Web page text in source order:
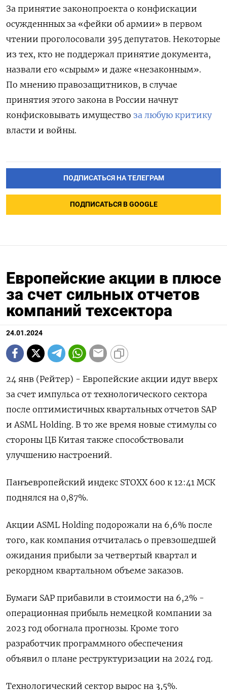
За принятие законопроекта о конфискации
осужденнных за «фейки об армии» в первом
чтении проголосовали 395 депутатов. Некоторые
из тех, кто не поддержал принятие документа,
назвали его «сырым» и даже «незаконным».
По мнению правозащитников, в случае
принятия этого закона в России начнут
конфисковывать имущество за любую критику
власти и войны.
ПОДПИСАТЬСЯ НА ТЕЛЕГРАМ
ПОДПИСАТЬСЯ В GOOGLE
Европейские акции в плюсе
за счет сильных отчетов
компаний техсектора
24.01.2024
24 янв (Рейтер) - Европейские акции идут вверх
за счет импульса от технологического сектора
после оптимистичных квартальных отчетов SAP
и ASML Holding. В то же время новые стимулы со
стороны ЦБ Китая также способствовали
улучшению настроений.
Панъевропейский индекс STOXX 600 к 12:41 МСК
поднялся на 0,87%.
Акции ASML Holding подорожали на 6,6% после
того, как компания отчиталась о превзошедшей
ожидания прибыли за четвертый квартал и
рекордном квартальном объеме заказов.
Бумаги SAP прибавили в стоимости на 6,2% -
операционная прибыль немецкой компании за
2023 год обогнала прогнозы. Кроме того
разработчик программного обеспечения
объявил о плане реструктуризации на 2024 год.
Технологический сектор вырос на 3,5%.